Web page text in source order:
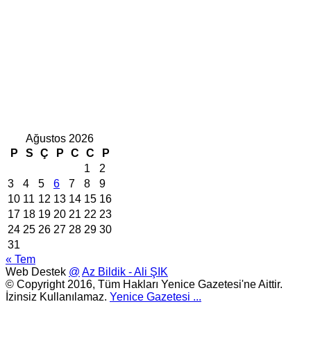
Ağustos 2026
P
S Ç P C C
P
1
2
3
4 5 6 7 8
9
10 11 12 13 14 15 16
17 18 19 20 21 22 23
24 25 26 27 28 29 30
31
« Tem
Web Destek @ Az Bildik - Ali ŞIK
© Copyright 2016, Tüm Hakları Yenice Gazetesi'ne Aittir.
İzinsiz Kullanılamaz. Yenice Gazetesi ...